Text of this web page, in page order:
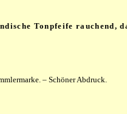
Tonpfeife rauchend,
– Schöner Abdruck.